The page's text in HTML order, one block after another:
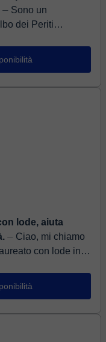
⏤ Sono un
dei Periti
lode, aiuta
⏤ Ciao, mi chiamo
con lode in